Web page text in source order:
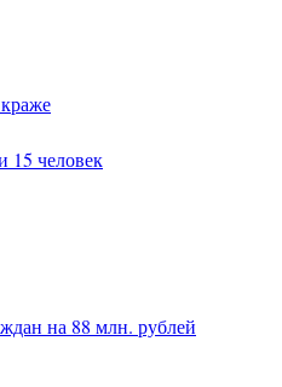
15 человек
на 88 млн. рублей